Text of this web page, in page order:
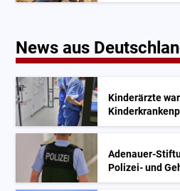
News aus
Kinderärzte
Adenauer-
Polizei- und